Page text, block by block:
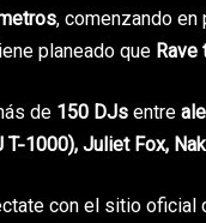
, comenzando en
planeado queRave
de150 DJsentre
1000), Juliet Fox,
con el sitio oficial